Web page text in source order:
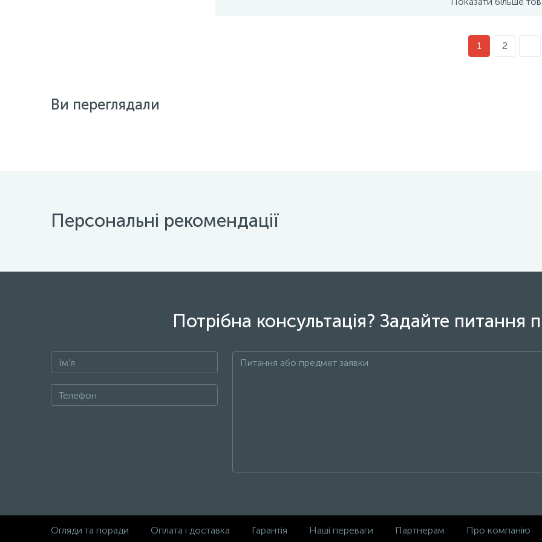
1 2
Ви переглядали
Персональні рекомендації
Потрібна консультація? Задайте питання
Огляди та поради Оплата і доставка Гарантія Наші переваги Партнерам Про компанію